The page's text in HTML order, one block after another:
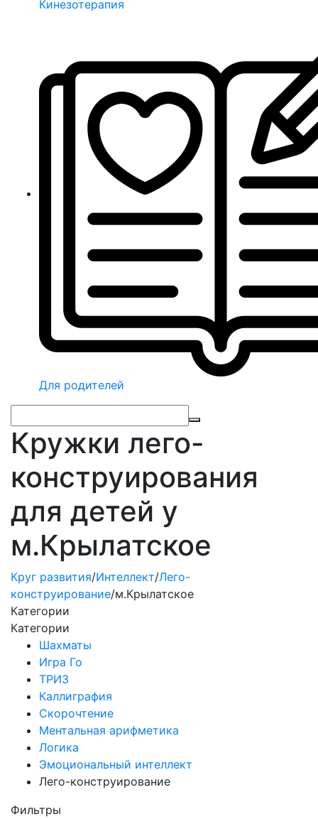
Кинезотерапия
Для родителей
Кружки лего-
конструирования
для детей у
м.Крылатское
Круг развития/Интеллект/Лего-
конструирование/м.Крылатское
Категории
Категории
Шахматы
Игра Го
ТРИЗ
Каллиграфия
Скорочтение
Ментальная арифметика
Логика
Эмоциональный интеллект
Лего-конструирование
Фильтры